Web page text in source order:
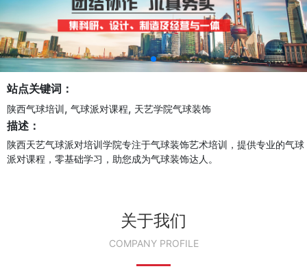
站点关键词：
陕西气球培训, 气球派对课程, 天艺学院气球装饰
描述：
陕西天艺气球派对培训学院专注于气球装饰艺术培训，提供专业的气球
派对课程，零基础学习，助您成为气球装饰达人。
关于我们
COMPANY PROFILE